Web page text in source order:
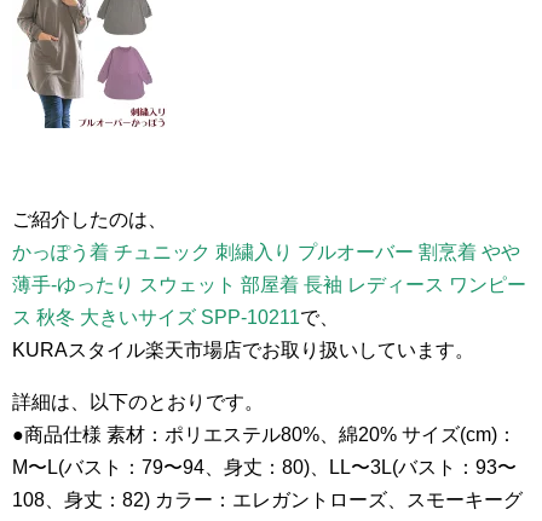
ご紹介したのは、
かっぽう着 チュニック 刺繍入り プルオーバー 割烹着 やや
薄手‐ゆったり スウェット 部屋着 長袖 レディース ワンピー
ス 秋冬 大きいサイズ SPP-10211で、
KURAスタイル楽天市場店でお取り扱いしています。
詳細は、以下のとおりです。
●商品仕様 素材：ポリエステル80%、綿20% サイズ(cm)：
M〜L(バスト：79〜94、身丈：80)、LL〜3L(バスト：93〜
108、身丈：82) カラー：エレガントローズ、スモーキーグ